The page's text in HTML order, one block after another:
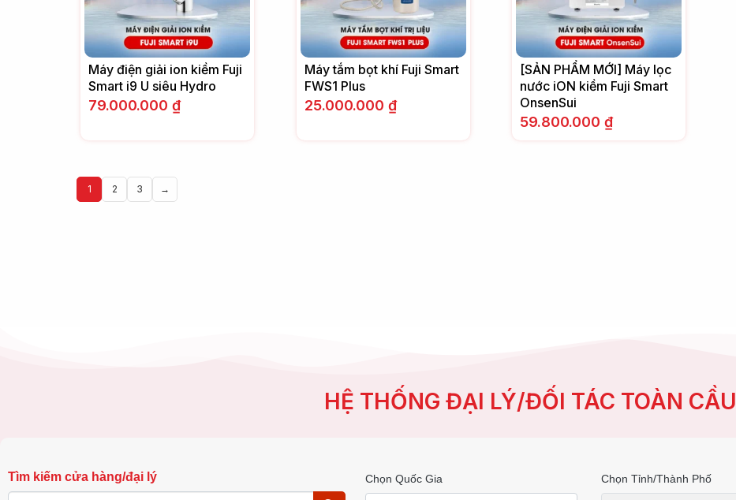
Máy điện giải ion kiềm Fuji
Smart i9 U siêu Hydro
79.000.000 ₫
Máy tắm bọt khí Fuji Smart
FWS1 Plus
25.000.000 ₫
[SẢN PHẨM MỚI] Máy lọc
nước iON kiềm Fuji Smart
OnsenSui
59.800.000₫
1 2 3 →
HỆ THỐNG ĐẠI LÝ/ĐỐI TÁC TOÀN CẦU
Tìm kiếm cửa hàng/đại lý Chọn Quốc Gia Chọn Tỉnh/thành Phố